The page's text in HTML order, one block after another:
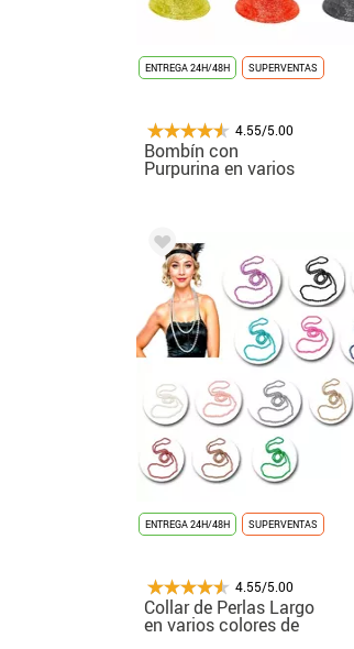
ENTREGA 24H/48H SUPERVENTAS
4.55/5.00
Bombín con
Purpurina en varios
colores
ENTREGA 24H/48H SUPERVENTAS
4.55/5.00
Collar de Perlas Largo
en varios colores de